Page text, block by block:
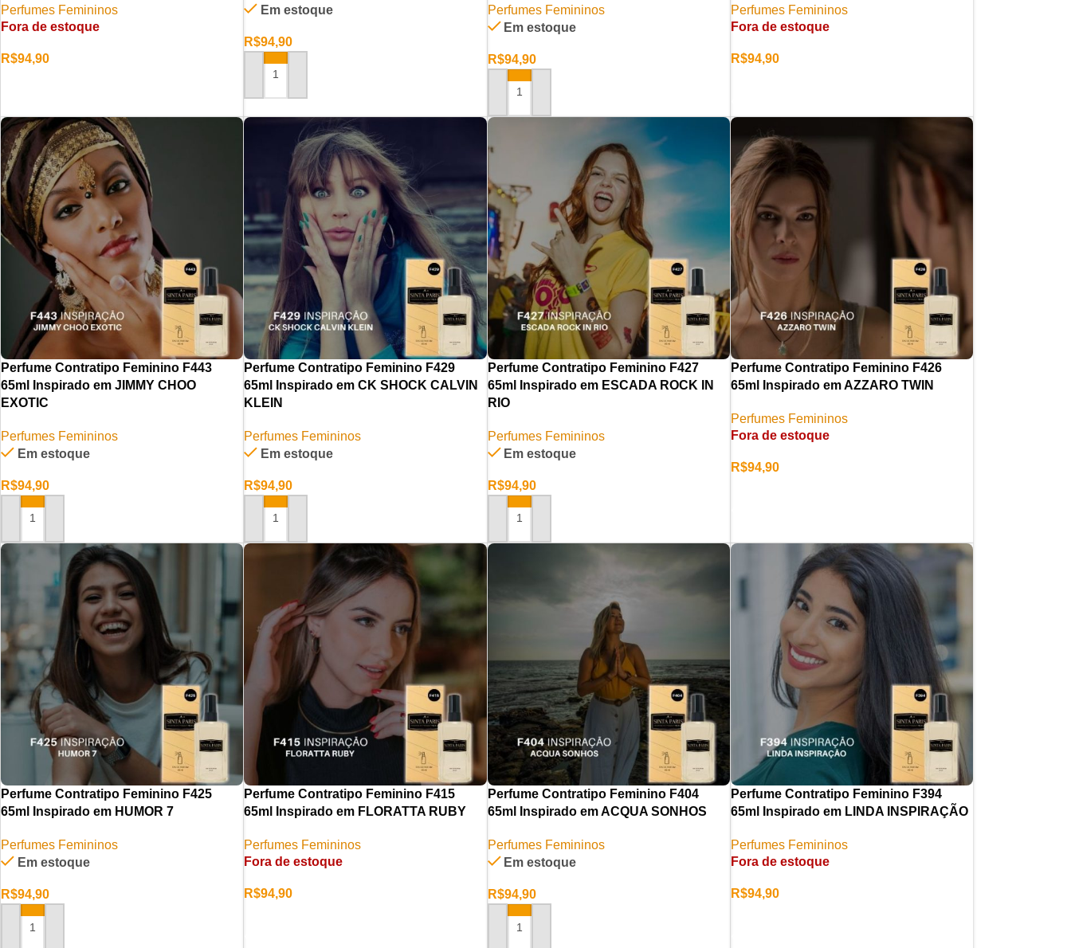
Perfumes Femininos
Fora de estoque
R$94,90
Em estoque
R$94,90
ADICIONAR AO CARRINHO
Perfumes Femininos
Em estoque
R$94,90
ADICIONAR AO CARRINHO
Perfumes Femininos
Fora de estoque
R$94,90
Perfume Contratipo Feminino F443
65ml Inspirado em JIMMY CHOO
EXOTIC
Perfumes Femininos
Em estoque
R$94,90
ADICIONAR AO CARRINHO
Perfume Contratipo Feminino F429
65ml Inspirado em CK SHOCK CALVIN
KLEIN
Perfumes Femininos
Em estoque
R$94,90
ADICIONAR AO CARRINHO
Perfume Contratipo Feminino F427
65ml Inspirado em ESCADA ROCK IN
RIO
Perfumes Femininos
Em estoque
R$94,90
ADICIONAR AO CARRINHO
Perfume Contratipo Feminino F426
65ml Inspirado em AZZARO TWIN
Perfumes Femininos
Fora de estoque
R$94,90
Perfume Contratipo Feminino F425
65ml Inspirado em HUMOR 7
Perfumes Femininos
Em estoque
R$94,90
ADICIONAR AO CARRINHO
Perfume Contratipo Feminino F415
65ml Inspirado em FLORATTA RUBY
Perfumes Femininos
Fora de estoque
R$94,90
Perfume Contratipo Feminino F404
65ml Inspirado em ACQUA SONHOS
Perfumes Femininos
Em estoque
R$94,90
ADICIONAR AO CARRINHO
Perfume Contratipo Feminino F394
65ml Inspirado em LINDA INSPIRAÇÃO
Perfumes Femininos
Fora de estoque
R$94,90